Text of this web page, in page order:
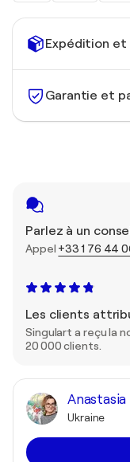
Expédition et
Garantie et
Parlez à un
Appel +33 1 76 44
Les clients
Singulart a reçu la
20 000 clients.
Anastasia
Ukraine